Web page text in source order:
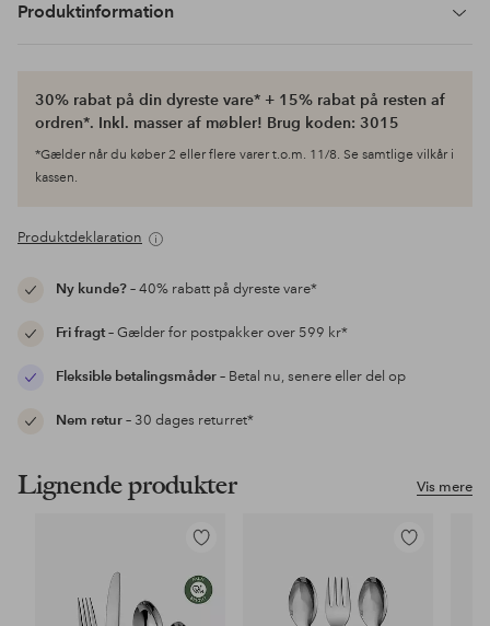
Produktinformation
30% rabat på din dyreste vare* + 15% rabat på resten af
ordren*. Inkl. masser af møbler! Brug koden: 3015
*Gælder når du køber 2 eller flere varer t.o.m. 11/8. Se samtlige vilkår i
kassen.
Produktdeklaration
Ny kunde?– 40% rabatt på dyreste vare*
Fri fragt– Gælder for postpakker over 599 kr*
Fleksible betalingsmåder– Betal nu, senere eller del op
Nem retur– 30 dages returret*
Vis mere
Lignende produkter
Tilføj
favoritter
Tilføj